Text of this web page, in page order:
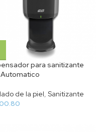
para sanitizante
Automatico
de la piel, Sanitizante